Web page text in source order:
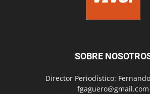
SOBRE
Director Periodístico:
fgaguero@gmail.com